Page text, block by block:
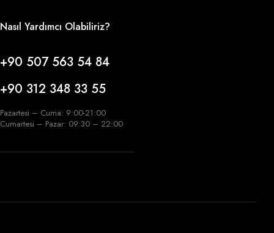
Nasıl Yardımcı Olabiliriz?
+90 507 563 54 84
+90 312 348 33 55
Pazartesi – Cuma: 9:00-21:00
Cumartesi – Pazar: 09:30 – 22:00